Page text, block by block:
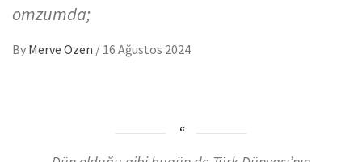
omzumda;
By Merve Özen / 16 Ağustos 2024